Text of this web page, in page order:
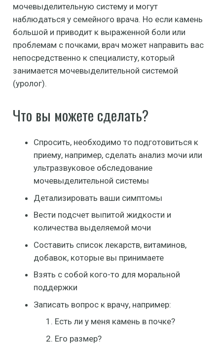
мочевыделительную систему и могут
наблюдаться у семейного врача. Но если камень
большой и приводит к выраженной боли или
проблемам с почками, врач может направить вас
непосредственно к специалисту, который
занимается мочевыделительной системой
(уролог).
Что вы можете сделать?
Спросить, необходимо то подготовиться к
приему, например, сделать анализ мочи или
ультразвуковое обследование
мочевыделительной системы
Детализировать ваши симптомы
Вести подсчет выпитой жидкости и
количества выделяемой мочи
Составить список лекарств, витаминов,
добавок, которые вы принимаете
Взять с собой кого-то для моральной
поддержки
Записать вопрос к врачу, например:
Есть ли у меня камень в почке?
Его размер?